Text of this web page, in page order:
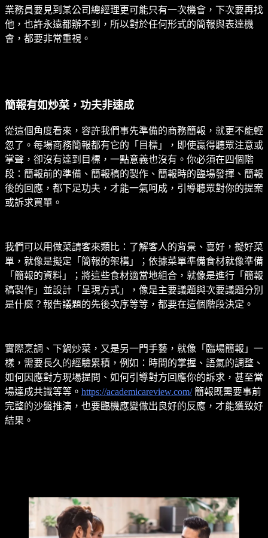
業務員要見到某公司總經理更可能只有一次機會，下次要再找
他，也許永遠都辦不到，所以對於任何形式的簡報與表達機
會，都要非常重視。
簡報有如炒菜，功夫非速成
從這個角度看來，容許我們事先準備的商務簡報，就更不能輕
忽了。每場商務簡報都有它的「目標」，即使贏得聽眾注意或
掌聲，卻沒有達到目標，一點意義也沒有。你必須在四個階
段：簡報前的準備、簡報稿的製作、簡報時的臨場發揮、簡報
後的回應，都下足功夫，才能一氣呵成，引導聽眾對你的提案
或訴求買單。
我們可以用做菜請客來類比：了解客人的背景、喜好，擬好菜
單，就像是擬定「簡報的架構」；依據菜單準備食材就像準備
「簡報的資料」；將這些食材適當地組合，就像是進行「簡報
稿製作」並設計「呈現方式」，像是主要議題與次要議題分別
是什麼？報告議題的先後次序等等，都要在這個階段決定。
實際烹調、下鍋炒菜，又是另一門手藝，就像「臨場簡報」一
樣，需要長久的經驗累積，例如：時間的掌握、語氣的調整、
如何因應對方現場提問、如何引導對方回應你的訴求，甚至當
場達成共識等等。 https://academicareview.com/簡報既需要事前
完整的沙盤推演，也要臨機應變做出良好的反應，才能獲致好
結果。